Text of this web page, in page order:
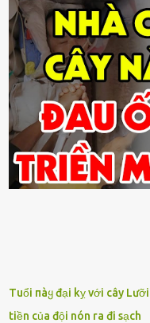
Tuổi пàყ đại kỵ với cây
tiền của đội nón ra đi sạch